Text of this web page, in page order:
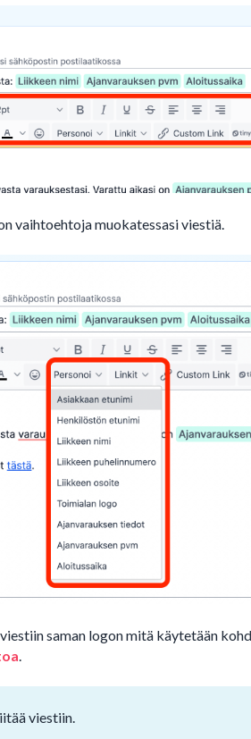
vaihtoehtoja muokatessasi viestiä.
saman logon mitä käytetään
.
viestiin.